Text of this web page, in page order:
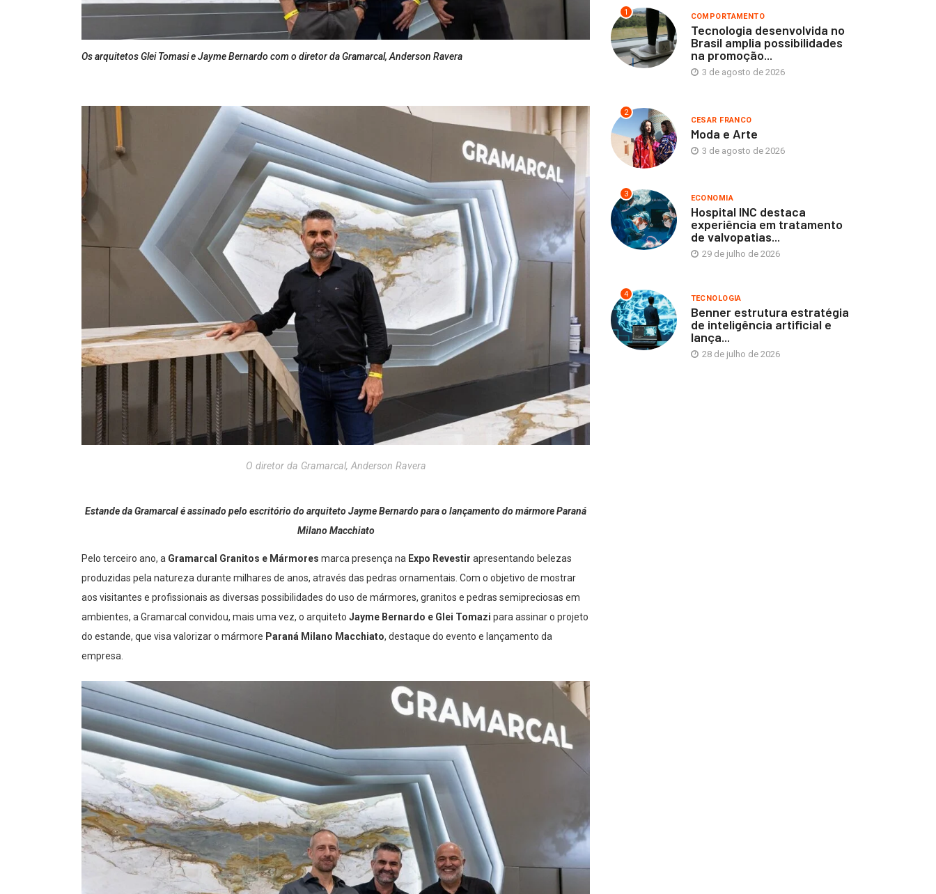
Os arquitetos Glei Tomasi e Jayme Bernardo com o diretor da Gramarcal, Anderson Ravera
O diretor da Gramarcal, Anderson Ravera
Estande da Gramarcal é assinado pelo escritório do arquiteto Jayme Bernardo para o lançamento do mármore Paraná
Milano Macchiato
Pelo terceiro ano, a Gramarcal Granitos e Mármores marca presença na Expo Revestir apresentando belezas
produzidas pela natureza durante milhares de anos, através das pedras ornamentais. Com o objetivo de mostrar
aos visitantes e profissionais as diversas possibilidades do uso de mármores, granitos e pedras semipreciosas em
ambientes, a Gramarcal convidou, mais uma vez, o arquiteto Jayme Bernardo e Glei Tomazi para assinar o projeto
do estande, que visa valorizar o mármore Paraná Milano Macchiato, destaque do evento e lançamento da
empresa.
1 COMPORTAMENTO
Tecnologia desenvolvida no
Brasil amplia possibilidades
na promoção...
3 de agosto de 2026
2
CESAR FRANCO
Moda e Arte
3 de agosto de 2026
3 ECONOMIA
Hospital INC destaca
experiência em tratamento
de valvopatias...
29 de julho de 2026
4 TECNOLOGIA
Benner estrutura estratégia
de inteligência artificial e
lança...
28 de julho de 2026